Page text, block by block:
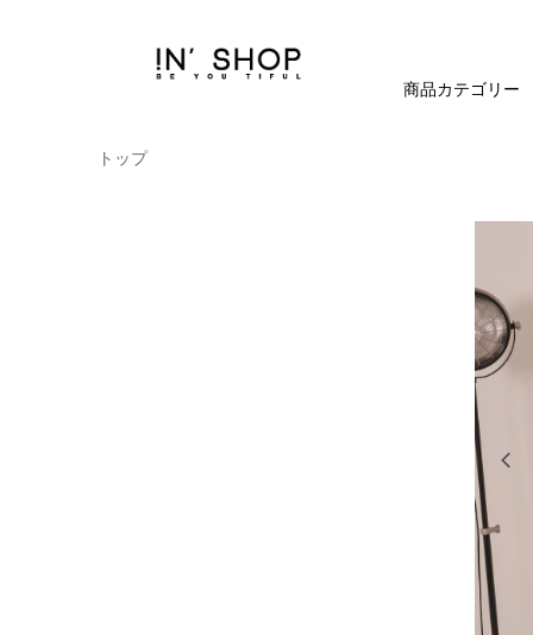
商品カテゴリー
トップ